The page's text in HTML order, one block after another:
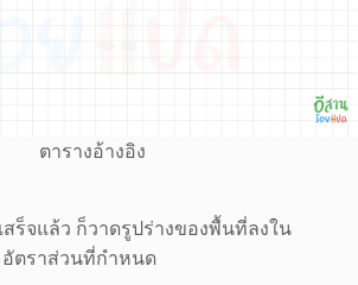
ตารางอ้างอิง
สร็จแล้ว ก็วาดรูปร่างของพื้นที่ลงใน
ตราส่วนที่กำหนด